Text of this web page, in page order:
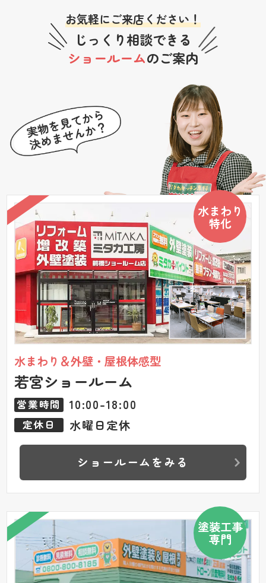
お気軽にご来店ください！
じっくり相談できる
ショールームのご案内
水まわり＆外壁・屋根体感型
若宮ショールーム
水まわり
特化
営業時間 10:00-18:00
定休日 水曜日定休
ショールームをみる
塗装工事
専門